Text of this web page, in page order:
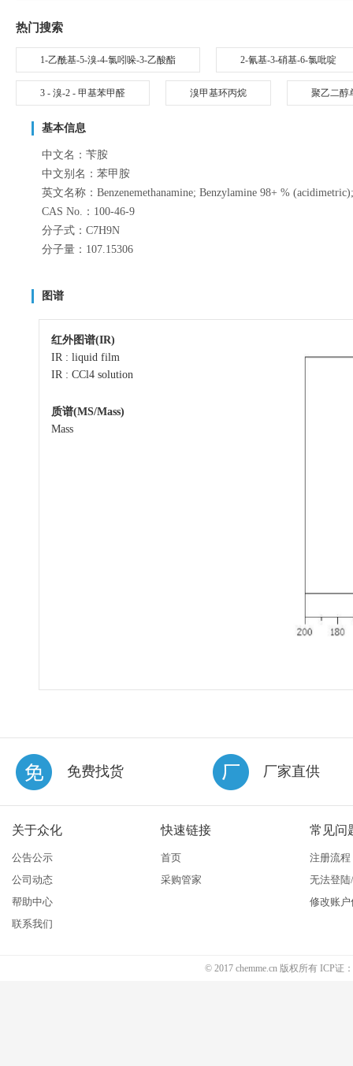
热门搜索
1-乙酰基-5-溴-4-氯吲哚-3-乙酸酯 2-氰基-3-硝基-6-氯吡啶
3 - 溴-2 - 甲基苯甲醛 溴甲基环丙烷 聚乙二醇
基本信息
中文名：苄胺
中文别名：苯甲胺
英文名称：Benzenemethanamine; Benzylamine 98+ %
CAS No.：100-46-9
分子式：C7H9N
分子量：107.15306
图谱
红外图谱(IR)
IR : liquid film
IR : CCl4 solution
质谱(MS/Mass)
Mass
免费找货 厂家直供
关于众化
公告公示
公司动态
帮助中心
联系我们
快速链接
首页
采购管家
常见问
注册流程
无法登
修改账户
© 2017 chemme.cn 版权所有 ICP证：